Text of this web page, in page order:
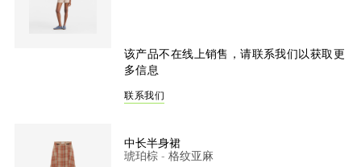
该产品不在线上销售，请联系我们以获取更
多信息
联系我们
中长半身裙
琥珀棕 - 格纹亚麻